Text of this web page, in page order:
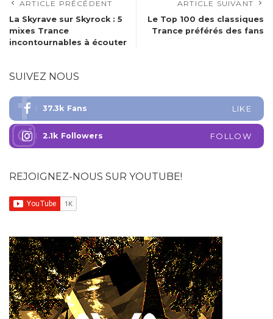
ARTICLE PRÉCÉDENT
La Skyrave sur Skyrock : 5
mixes Trance
incontournables à écouter
ARTICLE SUIVANT
Le Top 100 des classiques
Trance préférés des fans
SUIVEZ NOUS
37.3k Fans LIKE
2.1k Followers FOLLOW
REJOIGNEZ-NOUS SUR YOUTUBE!